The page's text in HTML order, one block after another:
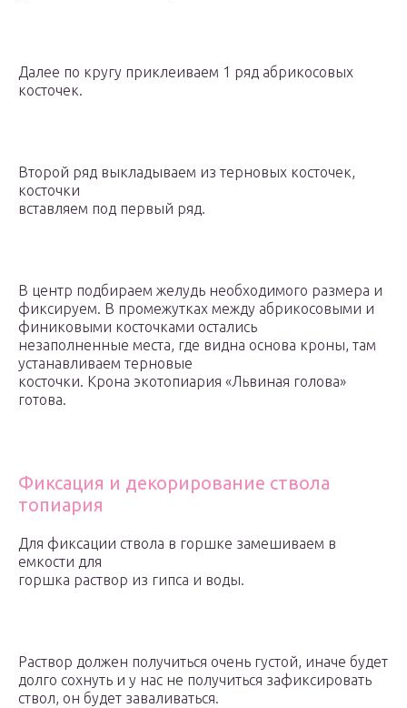
Далее по кругу приклеиваем 1 ряд абрикосовых
косточек.
Второй ряд выкладываем из терновых косточек,
косточки
вставляем под первый ряд.
В центр подбираем желудь необходимого размера и
фиксируем. В промежутках между абрикосовыми и
финиковыми косточками остались
незаполненные места, где видна основа кроны, там
устанавливаем терновые
косточки. Крона экотопиария «Львиная голова»
готова.
Фиксация и декорирование ствола
топиария
Для фиксации ствола в горшке замешиваем в
емкости для
горшка раствор из гипса и воды.
Раствор должен получиться очень густой, иначе будет
долго сохнуть и у нас не получиться зафиксировать
ствол, он будет заваливаться.